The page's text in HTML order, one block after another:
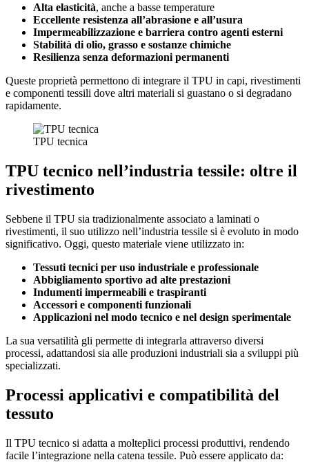
Alta elasticità, anche a basse temperature
Eccellente resistenza all’abrasione e all’usura
Impermeabilizzazione e barriera contro agenti esterni
Stabilità di olio, grasso e sostanze chimiche
Resilienza senza deformazioni permanenti
Queste proprietà permettono di integrare il TPU in capi, rivestimenti
e componenti tessili dove altri materiali si guastano o si degradano
rapidamente.
TPU tecnica
TPU tecnico nell’industria tessile: oltre il
rivestimento
Sebbene il TPU sia tradizionalmente associato a laminati o
rivestimenti, il suo utilizzo nell’industria tessile si è evoluto in modo
significativo. Oggi, questo materiale viene utilizzato in:
Tessuti tecnici per uso industriale e professionale
Abbigliamento sportivo ad alte prestazioni
Indumenti impermeabili e traspiranti
Accessori e componenti funzionali
Applicazioni nel modo tecnico e nel design sperimentale
La sua versatilità gli permette di integrarla attraverso diversi
processi, adattandosi sia alle produzioni industriali sia a sviluppi più
specializzati.
Processi applicativi e compatibilità del
tessuto
Il TPU tecnico si adatta a molteplici processi produttivi, rendendo
facile l’integrazione nella catena tessile. Può essere applicato da: